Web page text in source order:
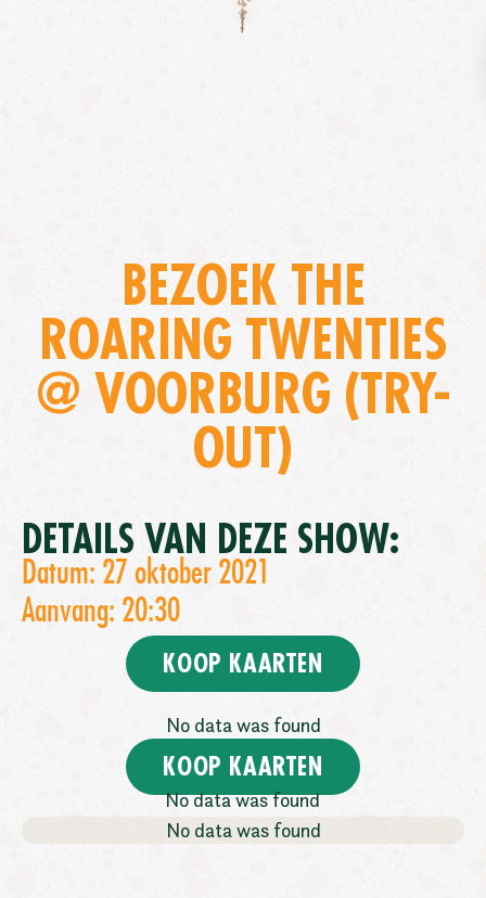
BEZOEK THE
ROARING TWENTIES
@ VOORBURG (TRY-
OUT)
DETAILS VAN DEZE SHOW:
Datum: 27 oktober 2021
Aanvang: 20:30
KOOP KAARTEN
No data was found
KOOP KAARTEN
No data was found
No data was found